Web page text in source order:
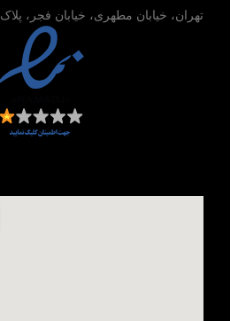
تهران، خیابان مطهری، خیابان فجر، پلاک ۳۲ و ۳۶